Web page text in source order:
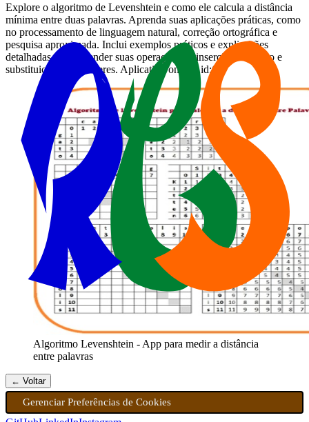
Explore o algoritmo de Levenshtein e como ele calcula a distância
mínima entre duas palavras. Aprenda suas aplicações práticas, como
no processamento de linguagem natural, correção ortográfica e
pesquisa aproximada. Inclui exemplos práticos e explicações
detalhadas para entender suas operações de inserção, remoção e
substituição de caracteres. Aplicativo online, id:6
Algoritmo Levenshtein - App para medir a distância
entre palavras
← Voltar
Gerenciar Preferências de Cookies